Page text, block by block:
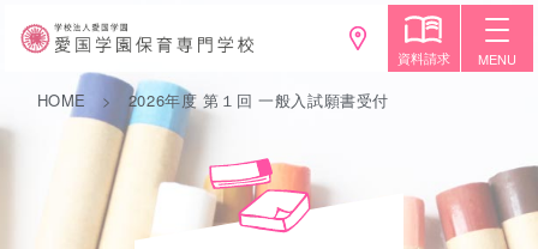
資料請求 MENU
HOME 2026年度 第１回 一般入試願書受付